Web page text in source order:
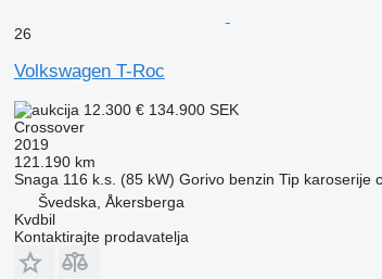
26
Volkswagen T-Roc
12.300 € 134.900 SEK
Crossover
2019
121.190 km
Snaga 116 k.s. (85 kW) Gorivo benzin Tip karoserije
Švedska, Åkersberga
Kvdbil
Kontaktirajte prodavatelja